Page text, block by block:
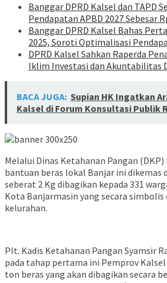
Banggar DPRD Kalsel dan TAPD
Pendapatan APBD 2027 Sebesar
Banggar DPRD Kalsel Bahas
2025, Soroti Optimalisasi
DPRD Kalsel Sahkan Raperda
Iklim Investasi dan Akuntabilitas
BACA JUGA: Supian HK Ingatkan
Kalsel di Forum Konsultasi Publik
Melalui Dinas Ketahanan Pangan
bantuan beras lokal Banjar ini
seberat 2 Kg dibagikan kepada 331
Kota Banjarmasin yang secara
kelurahan.
Plt. Kadis Ketahanan Pangan Syamsir
pada tahap pertama ini Pemprov
ton beras yang akan dibagikan secara